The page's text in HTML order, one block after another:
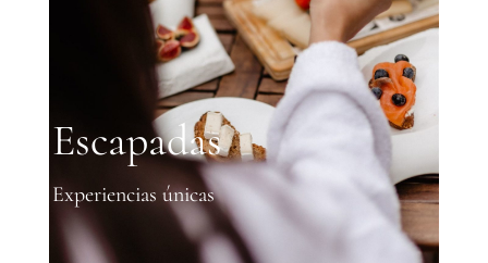
Escapadas
Experiencias únicas